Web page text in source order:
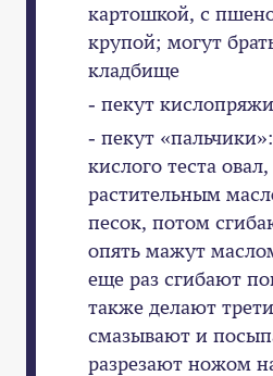
картошкой, с
крупой; могут
кладбище
- пекут
- пекут
кислого теста
растительным
песок, потом
опять мажут
еще раз сгибают
также делают
смазывают и
разрезают ножом